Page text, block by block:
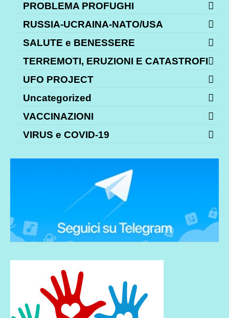
PROBLEMA PROFUGHI
RUSSIA-UCRAINA-NATO/USA
SALUTE e BENESSERE
TERREMOTI, ERUZIONI E CATASTROFI
UFO PROJECT
Uncategorized
VACCINAZIONI
VIRUS e COVID-19